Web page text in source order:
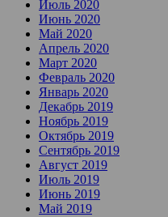
Июль 2020
Июнь 2020
Май 2020
Апрель 2020
Март 2020
Февраль 2020
Январь 2020
Декабрь 2019
Ноябрь 2019
Октябрь 2019
Сентябрь 2019
Август 2019
Июль 2019
Июнь 2019
Май 2019